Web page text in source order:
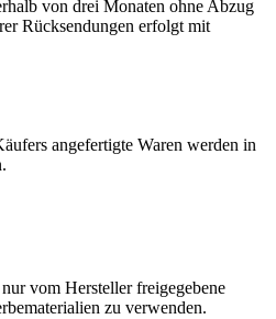
von drei Monaten ohne Abzug
Rücksendungen erfolgt mit
angefertigte Waren werden in
vom Hersteller freigegebene
zu verwenden.